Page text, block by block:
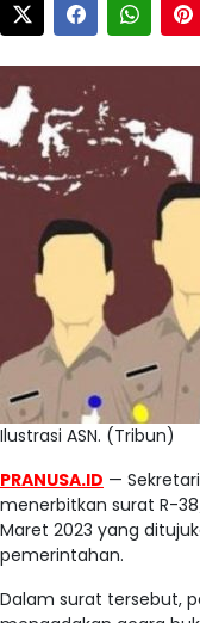
Ilustrasi ASN. (Tribun)
PRANUSA.ID —
menerbitkan surat R-
Maret 2023 yang
pemerintahan.
Dalam surat tersebut,